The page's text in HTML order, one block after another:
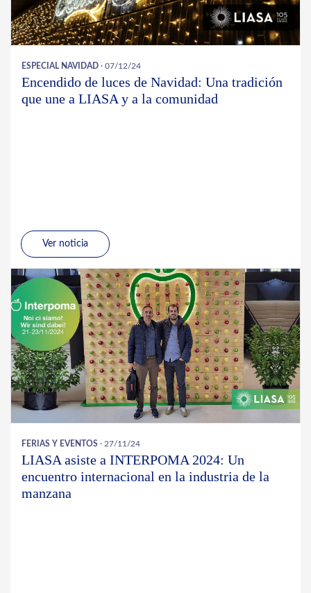
ESPECIAL NAVIDAD · 07/12/24
Encendido de luces de Navidad: Una tradición
que une a LIASA y a la comunidad
Ver noticia
FERIAS Y EVENTOS · 27/11/24
LIASA asiste a INTERPOMA 2024: Un
encuentro internacional en la industria de la
manzana